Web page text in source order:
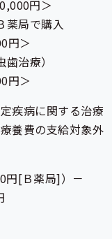
円＞
薬局で購入
円＞
治療）
円＞
疾病に関する治療
養費の支給対象外
円[Ｂ薬局]）－